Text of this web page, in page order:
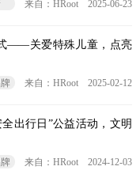
来自：HRoot 2025-06-23
——关爱特殊儿童，点亮
来自：HRoot 2025-02-12
出行日”公益活动，文明
来自：HRoot 2024-12-03